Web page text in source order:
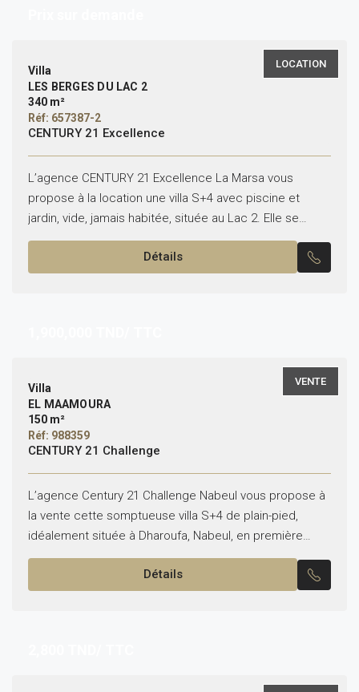
LOCATION
Villa
LES BERGES DU LAC 2
340 m²
Réf: 657387-2
CENTURY 21 Excellence
L’agence CENTURY 21 Excellence La Marsa vous
propose à la location une villa S+4 avec piscine et
jardin, vide, jamais habitée, située au Lac 2. Elle se
compose comme suit : Rez-de-chaussée...
Détails
VENTE
Villa
EL MAAMOURA
150 m²
Réf: 988359
CENTURY 21 Challenge
L’agence Century 21 Challenge Nabeul vous propose à
la vente cette somptueuse villa S+4 de plain-pied,
idéalement située à Dharoufa, Nabeul, en première
ligne de mer avec un accès direct à la...
Détails